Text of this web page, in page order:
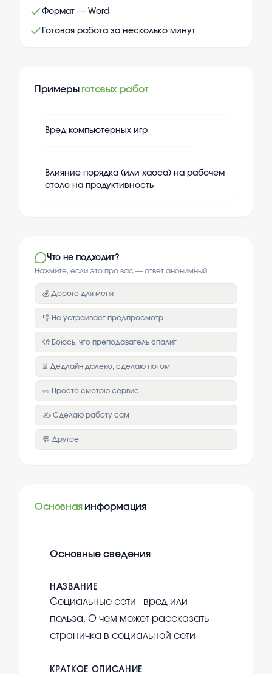
Формат — Word
Готовая работа за несколько минут
Примеры готовых работ
Вред компьютерных игр
Влияние порядка (или хаоса) на рабочем
столе на продуктивность
Что не подходит?
Нажмите, если это про вас — ответ анонимный
💰 Дорого для меня
👎 Не устраивает предпросмотр
🫣 Боюсь, что преподаватель спалит
⏳ Дедлайн далеко, сделаю потом
👀 Просто смотрю сервис
✍️ Сделаю работу сам
💬 Другое
Основная информация
Основные сведения
НАЗВАНИЕ
Социальные сети– вред или
польза. О чем может рассказать
страничка в социальной сети
КРАТКОЕ ОПИСАНИЕ